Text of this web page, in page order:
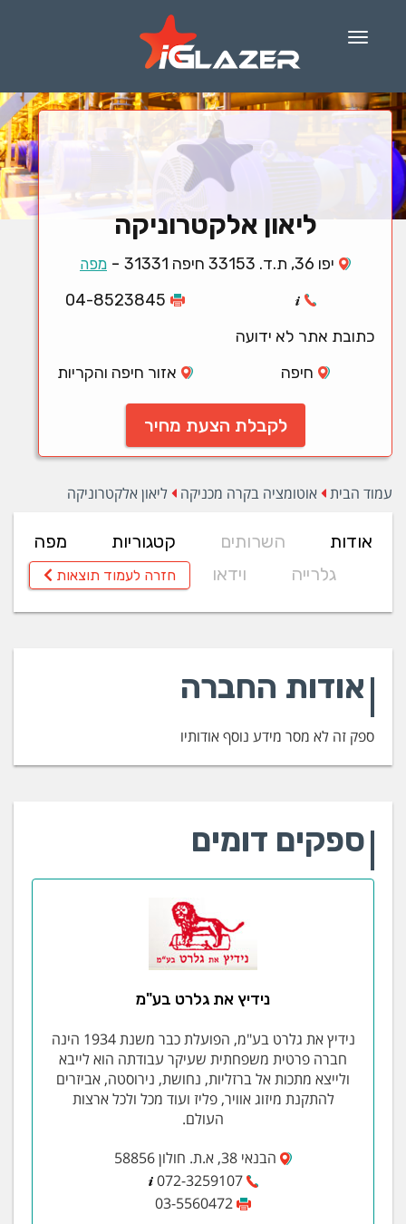
Menu
ליאון אלקטרוניקה
יפו 36, ת.ד. 33153 חיפה 31331 - מפה
04-8523845
כתובת אתר לא ידועה
חיפה
אזור חיפה והקריות
לקבלת הצעת מחיר
עמוד הבית אוטומציה בקרה מכניקה ליאון אלקטרוניקה
אודות השרותים קטגוריות
מפה
גלרייה
וידאו חזרה לעמוד תוצאות
אודות החברה
ספק זה לא מסר מידע נוסף אודותיו
ספקים דומים
נידיץ את גלרט בע"מ
נידיץ את גלרט בע"מ, הפועלת כבר משנת 1934 הינה
חברה פרטית משפחתית שעיקר עבודתה הוא לייבא
ולייצא מתכות אל ברזליות, נחושת, נירוסטה, אביזרים
להתקנת מיזוג אוויר, פליז ועוד מכל ולכל ארצות
העולם.
הבנאי 38, א.ת. חולון 58856
072-3259107
03-5560472